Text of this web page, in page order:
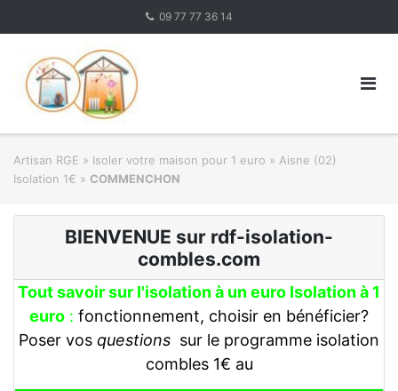
09 77 77 36 14
Artisan RGE » Isoler votre maison pour 1 euro » Aisne (02)
Isolation 1€ » COMMENCHON
BIENVENUE sur rdf-isolation-
combles.com
Tout savoir sur l'isolation à un euro Isolation à 1
euro : fonctionnement, choisir en bénéficier?
Poser vos questions sur le programme isolation
combles 1€ au